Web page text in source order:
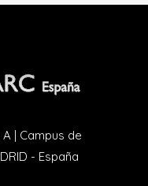
| Campus de
- España